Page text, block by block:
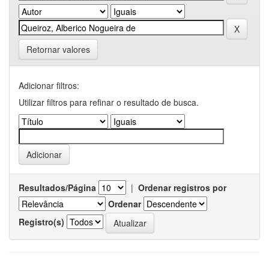
Retornar valores
Adicionar filtros:
Utilizar filtros para refinar o resultado de busca.
Resultados/Página | Ordenar registros por
Ordenar
Registro(s)